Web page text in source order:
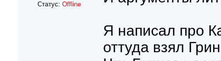
Статус: Offline
Я написал про
оттуда взял